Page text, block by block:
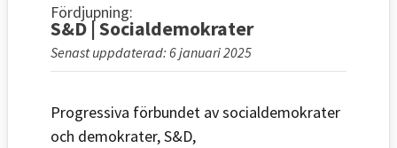
Fördjupning:
S&D | Socialdemokrater
Senast uppdaterad: 6 januari 2025
Progressiva förbundet av socialdemokrater
och demokrater, S&D,